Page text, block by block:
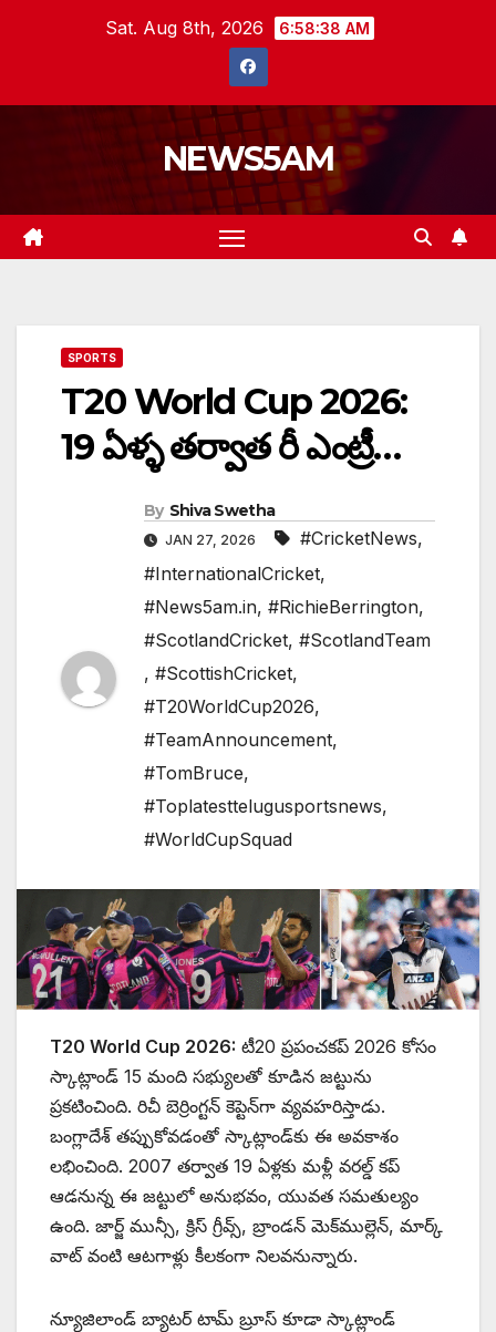
Sat. Aug 8th, 2026 6:58:39 AM
NEWS5AM
SPORTS
T20 World Cup 2026:
19 ఏళ్ళ తర్వాత రీ ఎంట్రీ…
By Shiva Swetha
JAN 27, 2026 #CricketNews,
#InternationalCricket,
#News5am.in, #RichieBerrington,
#ScotlandCricket, #ScotlandTeam
, #ScottishCricket,
#T20WorldCup2026,
#TeamAnnouncement,
#TomBruce,
#Toplatesttelugusportsnews,
#WorldCupSquad
T20 World Cup 2026: టీ20 ప్రపంచకప్ 2026 కోసం
స్కాట్లాండ్ 15 మంది సభ్యులతో కూడిన జట్టును
ప్రకటించింది. రిచీ బెర్రింగ్టన్ కెప్టెన్‌గా వ్యవహరిస్తాడు.
బంగ్లాదేశ్ తప్పుకోవడంతో స్కాట్లాండ్‌కు ఈ అవకాశం
లభించింది. 2007 తర్వాత 19 ఏళ్లకు మళ్లీ వరల్డ్ కప్
ఆడనున్న ఈ జట్టులో అనుభవం, యువత సమతుల్యం
ఉంది. జార్జ్ మున్సీ, క్రిస్ గ్రీవ్స్, బ్రాండన్ మెక్‌ముల్లెన్, మార్క్
వాట్ వంటి ఆటగాళ్లు కీలకంగా నిలవనున్నారు.
న్యూజిలాండ్ బ్యాటర్ టామ్ బ్రూస్ కూడా స్కాట్లాండ్